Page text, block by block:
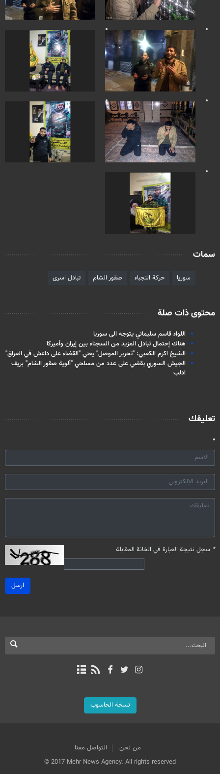
سمات
سوريا حركة النجباء صقور الشام تبادل اسرى
محتوى ذات صلة
اللواء قاسم سليماني يتوجه الى سوريا
هناك إحتمال تبادل المزید من السجناء بین إیران وأمیرکا
الشيخ اكرم الكعبي: "تحریر الموصل" یعني "القضاء على داعش في العراق"
الجيش السوري يقضي على عدد من مسلحي "ألوية صقور الشام" بريف
ادلب
تعليقك
* سجل نتيجة العبارة في الخانة المقابلة
ارسل
نسخة الحاسوب
من نحن
التواصل معنا
© 2017 Mehr News Agency. All rights reserved